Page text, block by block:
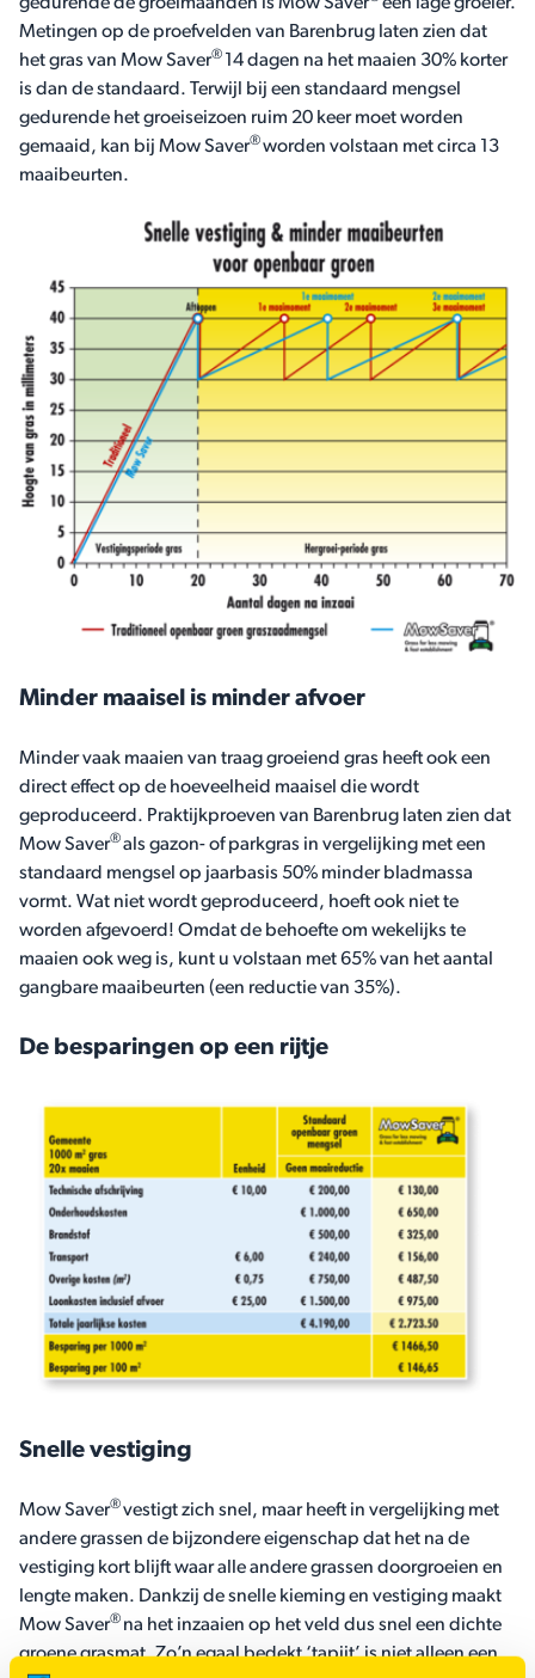
gedurende de groeimaanden is Mow Saver
een lage groeier.
Metingen op de proefvelden van Barenbrug laten zien dat
het gras van Mow Saver® 14 dagen na het maaien 30% korter
is dan de standaard. Terwijl bij een standaard mengsel
gedurende het groeiseizoen ruim 20 keer moet worden
gemaaid, kan bij Mow Saver®worden volstaan met circa 13
maaibeurten.
Minder maaisel is minder afvoer
Minder vaak maaien van traag groeiend gras heeft ook een
direct effect op de hoeveelheid maaisel die wordt
geproduceerd. Praktijkproeven van Barenbrug laten zien dat
Mow Saver®als gazon- of parkgras in vergelijking met een
standaard mengsel op jaarbasis 50% minder bladmassa
vormt. Wat niet wordt geproduceerd, hoeft ook niet te
worden afgevoerd! Omdat de behoefte om wekelijks te
maaien ook weg is, kunt u volstaan met 65% van het aantal
gangbare maaibeurten (een reductie van 35%).
De besparingen op een rijtje
Snelle vestiging
Mow Saver®vestigt zich snel, maar heeft in vergelijking met
andere grassen de bijzondere eigenschap dat het na de
vestiging kort blijft waar alle andere grassen doorgroeien en
lengte maken. Dankzij de snelle kieming en vestiging maakt
Mow Saver® na het inzaaien op het veld dus snel een dichte
groene grasmat. Zo’n egaal bedekt ‘tapijt’ is niet alleen een